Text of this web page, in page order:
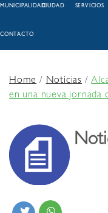
MUNICIPALIDADCIUDAD SERVICIOS
CONTACTO
Home/Noticias /
en una nueva jornada